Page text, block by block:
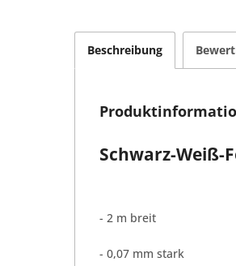
Beschreibung
Schwarz-Weiß-
- 2 m breit
- 0,07 mm stark